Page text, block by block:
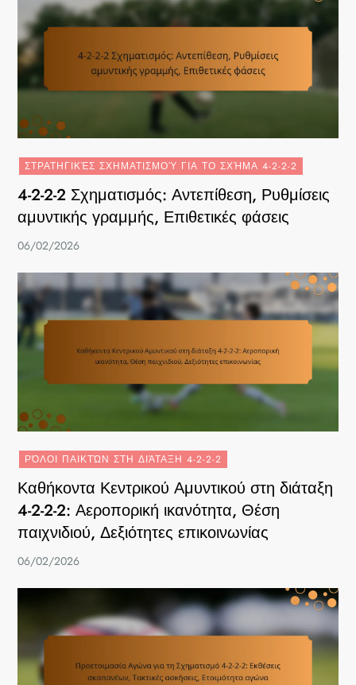
ΣΤΡΑΤΗΓΙΚΈΣ ΣΧΗΜΑΤΙΣΜΟΎ ΓΙΑ ΤΟ ΣΧΉΜΑ 4-2-2-2
4-2-2-2 Σχηματισμός: Αντεπίθεση, Ρυθμίσεις
αμυντικής γραμμής, Επιθετικές φάσεις
06/02/2026
ΡΌΛΟΙ ΠΑΙΚΤΏΝ ΣΤΗ ΔΙΆΤΑΞΗ 4-2-2-2
Καθήκοντα Κεντρικού Αμυντικού στη διάταξη
4-2-2-2: Αεροπορική ικανότητα, Θέση
παιχνιδιού, Δεξιότητες επικοινωνίας
06/02/2026